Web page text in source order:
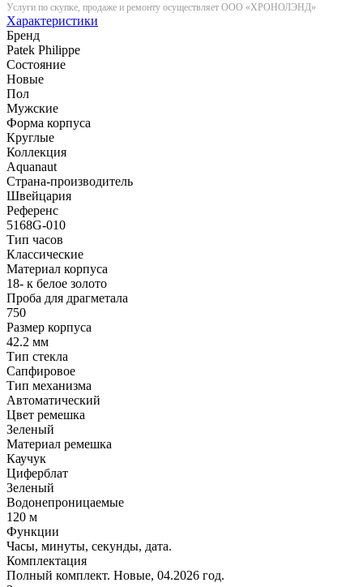
Услуги по скупке, продаже и ремонту осуществляет ООО «ХРОНОЛЭНД»
Характеристики
Бренд
Patek Philippe
Состояние
Новые
Пол
Мужские
Форма корпуса
Круглые
Коллекция
Aquanaut
Страна-производитель
Швейцария
Референс
5168G-010
Тип часов
Классические
Материал корпуса
18- к белое золото
Проба для драгметала
750
Размер корпуса
42.2 мм
Тип стекла
Сапфировое
Тип механизма
Автоматический
Цвет ремешка
Зеленый
Материал ремешка
Каучук
Циферблат
Зеленый
Водонепроницаемые
120 м
Функции
Часы, минуты, секунды, дата.
Комплектация
Полный комплект. Новые, 04.2026 год.